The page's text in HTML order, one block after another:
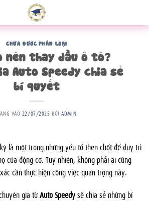
CHƯA ĐƯỢC PHÂN LOẠI
nên thay dầu ô tô?
Auto Speedy chia sẻ
bí quyết
VÀO 22/07/2025 BỞIADMIN
là một trong những yếu tố then chốt để duy trì
của động cơ. Tuy nhiên, không phải ai cũng
cần thực hiện công việc quan trọng này.
gia từAuto Speedysẽ chia sẻ những bí